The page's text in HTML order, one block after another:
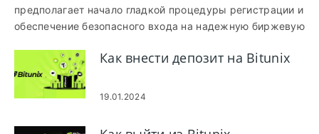
предполагает начало гладкой процедуры регистрации и
обеспечение безопасного входа на надежную биржевую
торговле криптовалютой, предлагает удобный
интерфейс, адаптированный как для новичков, так и для
опытных трейдеров. Это подробное руководство
в вашу учетную запись Bitunix.
Как внести депозит на Bitunix
19.01.2024